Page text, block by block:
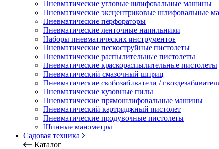
Пневматические угловые шлифовальные машины
Пневматические эксцентриковые шлифовальные
Пневматические перфораторы
Пневматические ленточные напильники
Наборы пневматических инструментов
Пневматические пескоструйные пистолеты
Пневматические распылительные пистолеты
Пневматические краскораспылительные пистолеты
Пневматический смазочный шприц
Пневматические скобозабиватели /
Пневматические кузовные пилы
Пневматические прямошлифовальные машины
Пневматический картриджный пистолет
Пневматические продувочные пистолеты
Шинные манометры
Садовая техника
Каталог